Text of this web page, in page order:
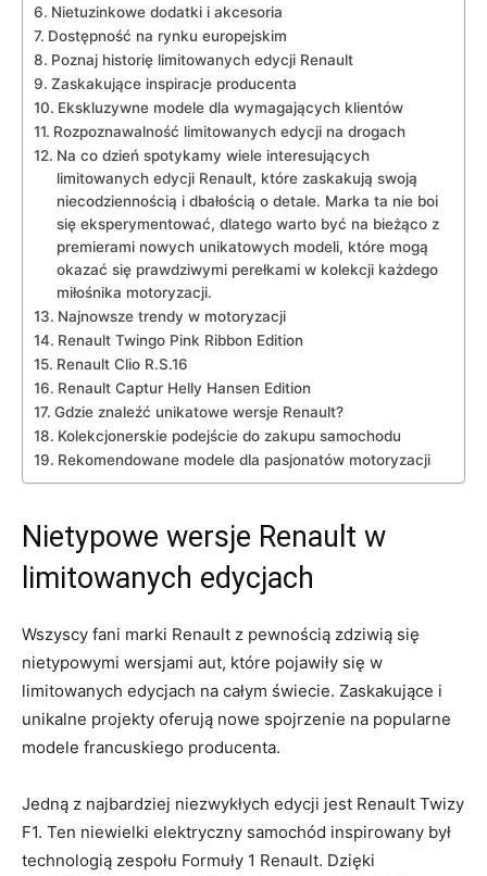
Nietuzinkowe dodatki‍ i akcesoria
Dostępność‍ na ​rynku ‌europejskim
Poznaj historię limitowanych edycji Renault
Zaskakujące inspiracje producenta
Ekskluzywne modele dla wymagających klientów
Rozpoznawalność limitowanych edycji na drogach
Na co dzień ‍spotykamy wiele interesujących
limitowanych edycji Renault, które ​zaskakują ‍swoją
niecodziennością ‍i dbałością o ⁣detale. ‌Marka ta nie boi
się eksperymentować, dlatego‌ warto być ​na bieżąco z
premierami nowych unikatowych⁣ modeli, które mogą
okazać się⁤ prawdziwymi perełkami w kolekcji każdego
miłośnika motoryzacji.
Najnowsze trendy‍ w​ motoryzacji
Renault Twingo Pink Ribbon Edition
Renault Clio R.S.16
Renault Captur Helly​ Hansen ⁢Edition
Gdzie znaleźć ‍unikatowe ‍wersje Renault?
Kolekcjonerskie podejście do zakupu samochodu
Rekomendowane modele dla pasjonatów​ motoryzacji
Nietypowe wersje ‌Renault w
limitowanych edycjach
Wszyscy fani marki‌ Renault z pewnością zdziwią​ się
nietypowymi wersjami aut, które pojawiły się w
limitowanych edycjach na całym ⁣świecie. Zaskakujące i
unikalne projekty oferują nowe ⁣spojrzenie‍ na⁢ popularne
modele francuskiego producenta.
Jedną z najbardziej niezwykłych edycji jest Renault Twizy
F1. Ten niewielki elektryczny samochód inspirowany​ był
technologią zespołu Formuły 1 Renault. ⁣Dzięki